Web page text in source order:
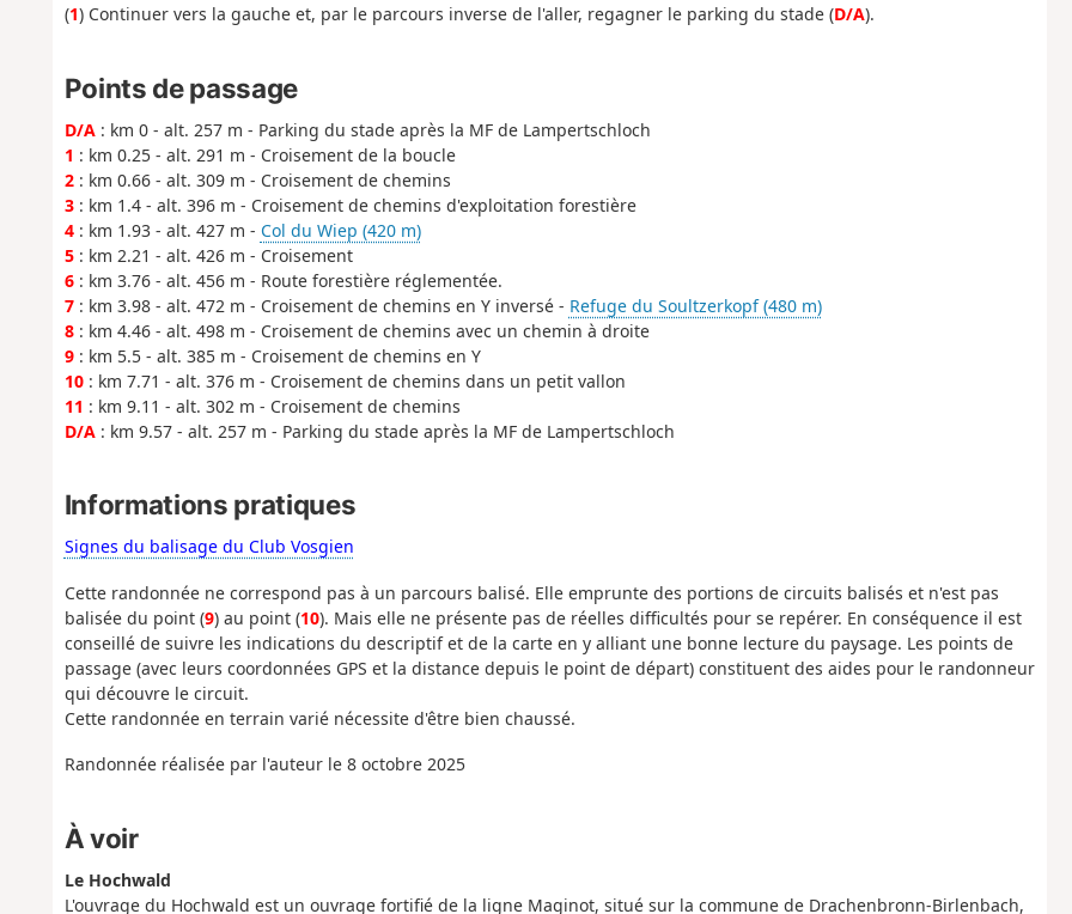
(1) Continuer vers la gauche et, par le parcours inverse de l'aller, regagner le parking du stade (D/A).
Points de passage
D/A: km 0 - alt. 257 m - Parking du stade après la MF de Lampertschloch
1 : km 0.25 - alt. 291 m - Croisement de la boucle
2: km 0.66 - alt. 309 m - Croisement de chemins
3: km 1.4 - alt. 396 m - Croisement de chemins d'exploitation forestière
4: km 1.93 - alt. 427 m - Col du Wiep (420 m)
5: km 2.21 - alt. 426 m - Croisement
6: km 3.76 - alt. 456 m - Route forestière réglementée.
7: km 3.98 - alt. 472 m - Croisement de chemins en Y inversé - Refuge du Soultzerkopf (480 m)
8: km 4.46 - alt. 498 m - Croisement de chemins avec un chemin à droite
9: km 5.5 - alt. 385 m - Croisement de chemins en Y
10: km 7.71 - alt. 376 m - Croisement de chemins dans un petit vallon
11 : km 9.11 - alt. 302 m - Croisement de chemins
D/A: km 9.57 - alt. 257 m - Parking du stade après la MF de Lampertschloch
Informations pratiques
Signes du balisage du Club Vosgien
Cette randonnée ne correspond pas à un parcours balisé. Elle emprunte des portions de circuits balisés et n'est pas
balisée du point (9) au point (10). Mais elle ne présente pas de réelles difficultés pour se repérer. En conséquence il est
conseillé de suivre les indications du descriptif et de la carte en y alliant une bonne lecture du paysage. Les points de
passage (avec leurs coordonnées GPS et la distance depuis le point de départ) constituent des aides pour le randonneur
qui découvre le circuit.
Cette randonnée en terrain varié nécessite d'être bien chaussé.
Randonnée réalisée par l'auteur le 8 octobre 2025
À voir
Le Hochwald
L'ouvrage du Hochwald est un ouvrage fortifié de la ligne Maginot, situé sur la commune de Drachenbronn-Birlenbach,